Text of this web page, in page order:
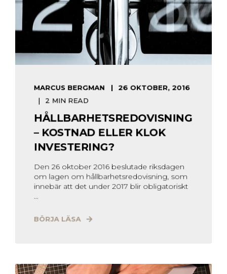
MARCUS BERGMAN
26 OKTOBER, 2016
2 MIN READ
HÅLLBARHETSREDOVISNING
– KOSTNAD ELLER KLOK
INVESTERING?
Den 26 oktober 2016 beslutade riksdagen
om lagen om hållbarhetsredovisning, som
innebär att det under 2017 blir obligatoriskt
...
BÖRJA LÄSA